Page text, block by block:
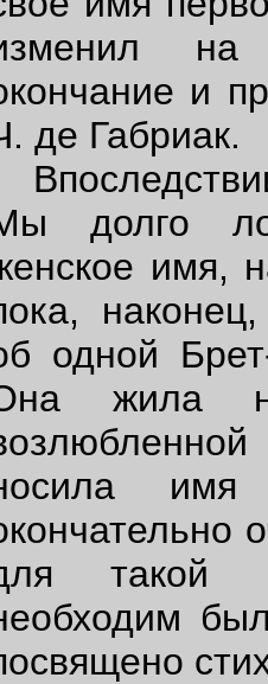
на
и
де Габриак.
долго
имя,
одной
жила
имя
такой